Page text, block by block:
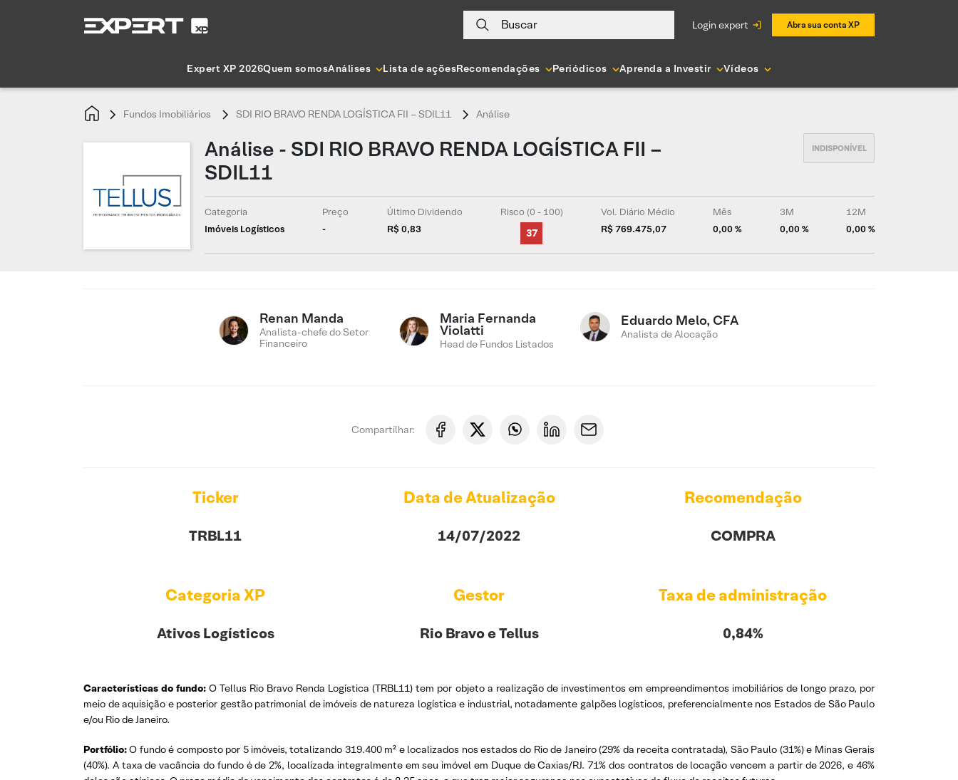
Buscar login expert Abra sua conta XP
Expert XP 2026Quem somosAnálises Lista de açõesRecomendações Periódicos Aprenda a Investir Vídeos
Fundos Imobiliários SDI RIO BRAVO RENDA LOGÍSTICA FII – SDIL11 Análise
Análise - SDI RIO BRAVO RENDA LOGÍSTICA FII –
SDIL11
Categoria
Imóveis Logísticos
Preço
-
Último Dividendo
R$ 0,83
Risco (0 - 100)
37
Vol. Diário Médio
R$ 769.475,07
Mês
0,00 %
3M
0,00 %
12M
0,00 %
Renan Manda
Analista-chefe do Setor
Financeiro
Maria Fernanda
Violatti
Head de Fundos Listados
Eduardo Melo, CFA
Analista de Alocação
Compartilhar:
Ticker
TRBL11
Data de Atualização
14/07/2022
Recomendação
COMPRA
Categoria XP
Ativos Logísticos
Gestor
Rio Bravo e Tellus
Taxa de administração
0,84%
Características do fundo:O Tellus Rio Bravo Renda Logística (TRBL11) tem por objeto a realização de investimentos em empreendimentos imobiliários de longo prazo, por
meio de aquisição e posterior gestão patrimonial de imóveis de natureza logística e industrial, notadamente galpões logísticos, preferencialmente nos Estados de São Paulo
e/ou Rio de Janeiro.
Portfólio:O fundo é composto por 5 imóveis, totalizando 319.400 m² e localizados nos estados do Rio de Janeiro (29% da receita contratada), São Paulo (31%) e Minas Gerais
(40%). A taxa de vacância do fundo é de 2%, localizada integralmente em seu imóvel em Duque de Caxias/RJ. 71% dos contratos de locação vencem a partir de 2026, e 46%